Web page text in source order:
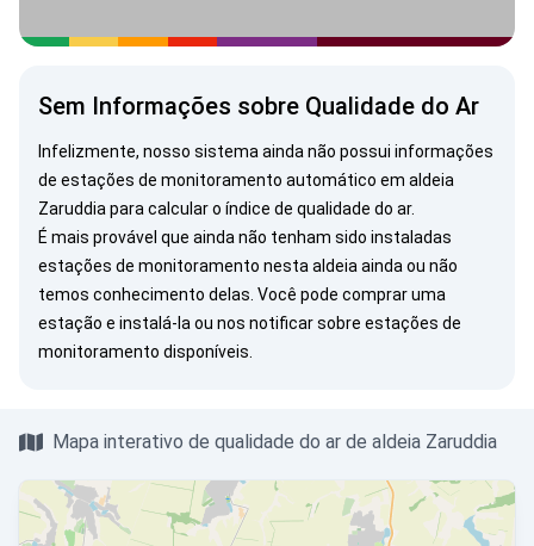
Sem Informações sobre Qualidade do Ar
Infelizmente, nosso sistema ainda não possui informações
de estações de monitoramento automático em aldeia
Zaruddia para calcular o índice de qualidade do ar.
É mais provável que ainda não tenham sido instaladas
estações de monitoramento nesta aldeia ainda ou não
temos conhecimento delas. Você pode comprar uma
estação e instalá-la ou nos notificarsobre estações de
monitoramento disponíveis.
Mapa interativo de qualidade do ar de aldeia Zaruddia